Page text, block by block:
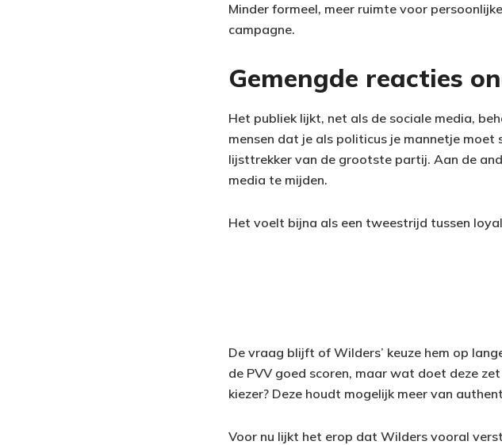
Minder formeel, meer ruimte voor
campagne.
Gemengde reacties
Het publiek lijkt, net als de sociale media,
mensen dat je als politicus je mannetje
lijsttrekker van de grootste partij. Aan de
media te mijden.
Het voelt bijna als een tweestrijd tussen
De vraag blijft of Wilders’ keuze hem op
de PVV goed scoren, maar wat doet deze
kiezer? Deze houdt mogelijk meer van
Voor nu lijkt het erop dat Wilders vooral